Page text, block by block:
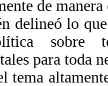
de
delineó lo
sobre
para toda
tema